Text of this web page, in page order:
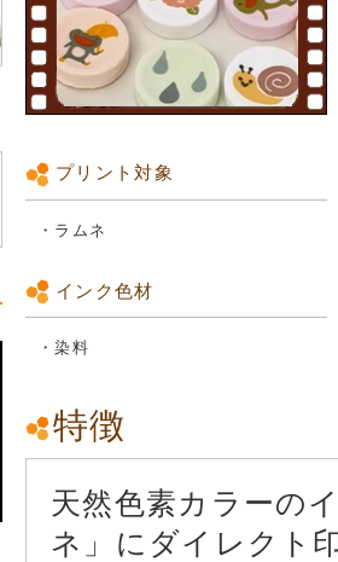
プリント対象
・ラムネ
インク色材
・染料
特徴
天然色素カラーの
ネ」にダイレクト